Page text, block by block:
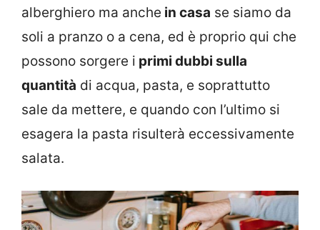
alberghiero ma anche in casa se siamo da
soli a pranzo o a cena, ed è proprio qui che
possono sorgere i primi dubbi sulla
quantità di acqua, pasta, e soprattutto
sale da mettere, e quando con l’ultimo si
esagera la pasta risulterà eccessivamente
salata.